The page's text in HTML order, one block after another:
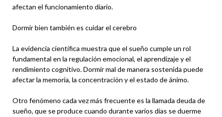
afectan el funcionamiento diario.
Dormir bien también es cuidar el cerebro
La evidencia científica muestra que el sueño cumple un rol
fundamental en la regulación emocional, el aprendizaje y el
rendimiento cognitivo. Dormir mal de manera sostenida puede
afectar la memoria, la concentración y el estado de ánimo.
Otro fenómeno cada vez más frecuente es la llamada deuda de
sueño, que se produce cuando durante varios días se duerme